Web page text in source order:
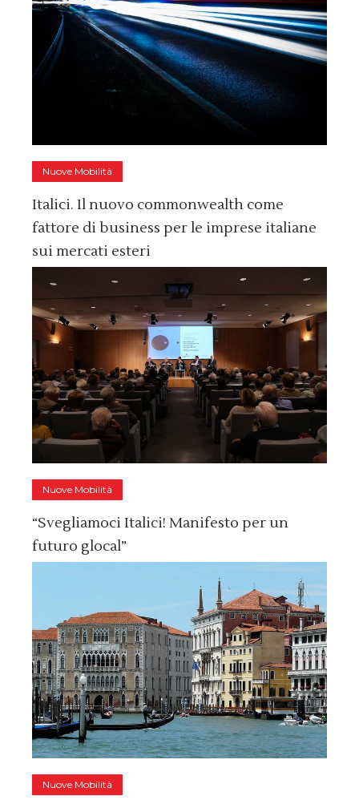
Nuove Mobilità
Italici. Il nuovo commonwealth come
fattore di business per le imprese italiane
sui mercati esteri
Nuove Mobilità
“Svegliamoci Italici! Manifesto per un
futuro glocal”
Nuove Mobilità